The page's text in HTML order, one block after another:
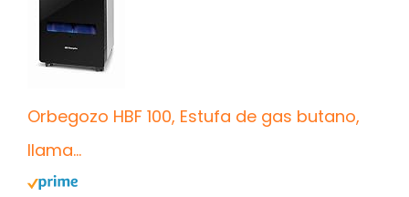
Orbegozo HBF 100, Estufa de gas butano,
llama...